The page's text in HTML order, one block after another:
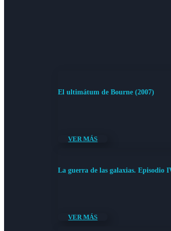
El ultimátum de Bourne (2007)
VER MÁS
La guerra de las galaxias. Episodio
VER MÁS